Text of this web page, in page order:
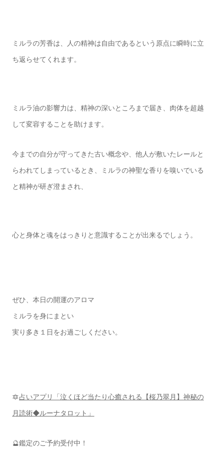
ミルラの芳香は、人の精神は自由であるという原点に瞬時に立
ち返らせてくれます。
ミルラ油の影響力は、精神の深いところまで届き、肉体を超越
して変容することを助けます。
今までの自分が守ってきた古い概念や、他人が敷いたレールと
らわれてしまっているとき、ミルラの神聖な香りを嗅いでいる
と精神が研ぎ澄まされ、
心と身体と魂をはっきりと意識することが出来るでしょう。
ぜひ、本日の開運のアロマ
ミルラを身にまとい
実り多き１日をお過ごしください。
🔯占いアプリ「泣くほど当たり心癒される【桜乃翠月】神秘の
月読術◆ルーナタロット」
🔮鑑定のご予約受付中！